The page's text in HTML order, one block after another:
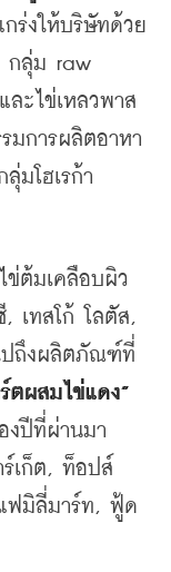
กร่งให้บริษัทด้วย
กลุ่ม raw
และไข่เหลวพาส
มการผลิตอาหา
มโฮเรก้า
ไข่ต้มเคลือบผิว
, เทสโก้ โลตัส
ปถึงผลิตภัณฑ์ที่
ร์ตผสมไข่แดง
งปีที่ผ่านมา
เก็ต, ท็อปส์
ฟมิลี่มาร์ท, ฟู้ด